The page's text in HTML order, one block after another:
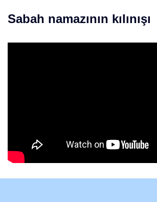
Sabah namazının kılınışı